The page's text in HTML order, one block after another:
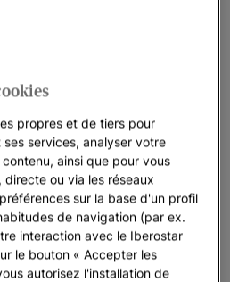
propres et de tiers pour
services, analyser votre
ainsi que pour vous
ou via les réseaux
sur la base d'un profil
de navigation (par ex.
interaction avec le Iberostar
le bouton « Accepter les
autorisez l'installation de